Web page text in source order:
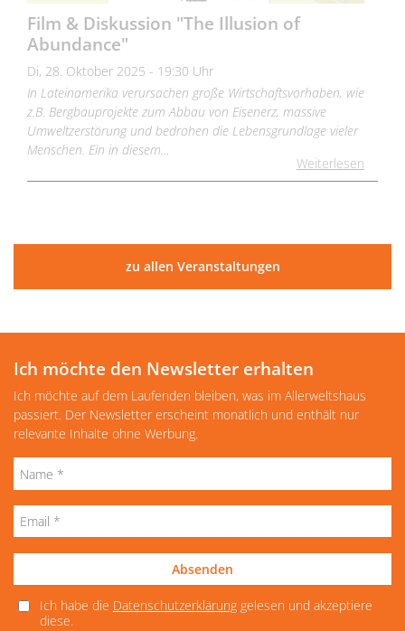
Film & Diskussion "The Illusion of
Abundance"
Di, 28. Oktober 2025 - 19:30 Uhr
In Lateinamerika verursachen große Wirtschaftsvorhaben, wie
z.B. Bergbauprojekte zum Abbau von Eisenerz, massive
Umweltzerstörung und bedrohen die Lebensgrundlage vieler
Menschen. Ein in diesem…
Weiterlesen
zu allen Veranstaltungen
Ich möchte den Newsletter erhalten
Ich möchte auf dem Laufenden bleiben, was im Allerweltshaus
passiert. Der Newsletter erscheint monatlich und enthält nur
relevante Inhalte ohne Werbung.
Absenden
Ich habe die Datenschutzerklärunggelesen und akzeptiere
diese.